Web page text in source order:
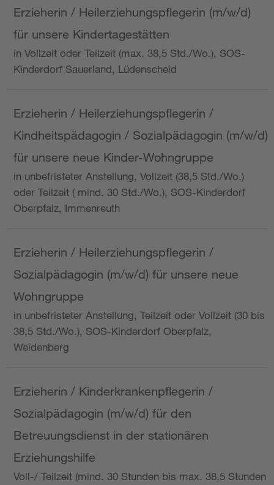
Erzieherin / Heilerziehungspflegerin (m/w/d)
für unsere Kindertagestätten
in Vollzeit oder Teilzeit (max. 38,5 Std./Wo.), SOS-
Kinderdorf Sauerland, Lüdenscheid
Erzieherin / Heilerziehungspflegerin /
Kindheitspädagogin / Sozialpädagogin (m/w/d)
für unsere neue Kinder-Wohngruppe
in unbefristeter Anstellung, Vollzeit (38,5 Std./Wo.)
oder Teilzeit ( mind. 30 Std./Wo.), SOS-Kinderdorf
Oberpfalz, Immenreuth
Erzieherin / Heilerziehungspflegerin /
Sozialpädagogin (m/w/d) für unsere neue
Wohngruppe
in unbefristeter Anstellung, Teilzeit oder Vollzeit (30 bis
38,5 Std./Wo.), SOS-Kinderdorf Oberpfalz,
Weidenberg
Erzieherin / Kinderkrankenpflegerin /
Sozialpädagogin (m/w/d) für den
Betreuungsdienst in der stationären
Erziehungshilfe
Voll-/ Teilzeit (mind. 30 Stunden bis max. 38,5 Stunden